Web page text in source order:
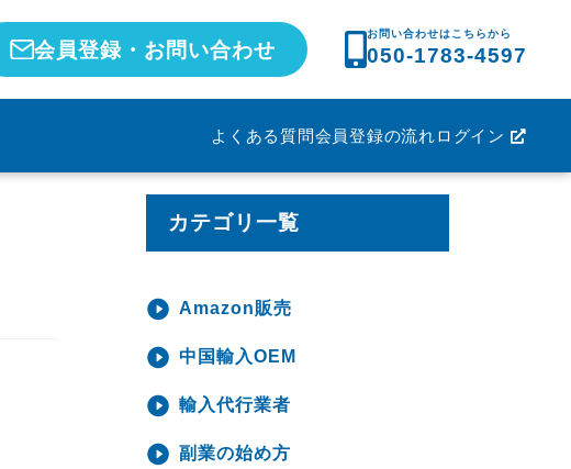
会員登録・お問い合わせ
お問い合わせはこちらから
050-1783-4597
よくある質問会員登録の流れログイン
カテゴリ一覧
Amazon販売
中国輸入OEM
輸入代行業者
副業の始め方